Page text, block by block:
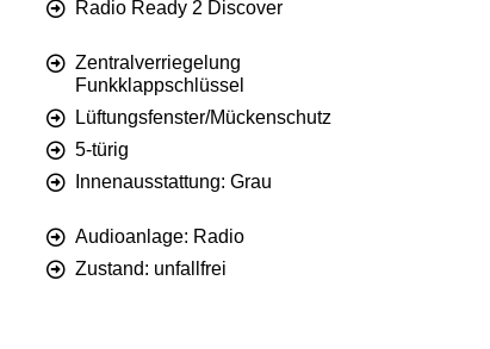
Radio Ready 2 Discover
Zentralverriegelung
Funkklappschlüssel
Lüftungsfenster/Mückenschutz
5-türig
Innenausstattung: Grau
Audioanlage: Radio
Zustand: unfallfrei